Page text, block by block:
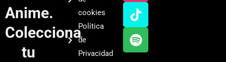
Anime.
Colecciona
tu
cookies
Política
de
Privacidad
u
b
e
a
g
r
a
o
k
i
f
y